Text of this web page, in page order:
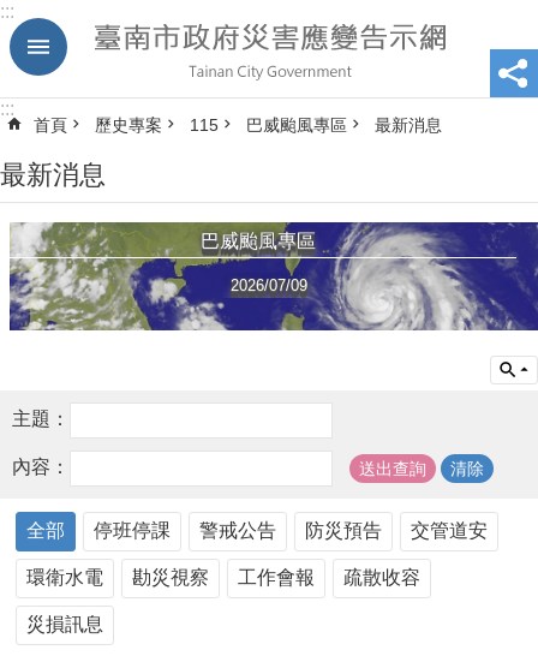
跳到主要內容區塊
:::
:::
首頁 歷史專案 115 巴威颱風專區 最新消息
最新消息
巴威颱風專區
2026/07/09
主題：
內容：
全部 停班停課 警戒公告 防災預告 交管道安
環衛水電 勘災視察 工作會報 疏散收容
災損訊息